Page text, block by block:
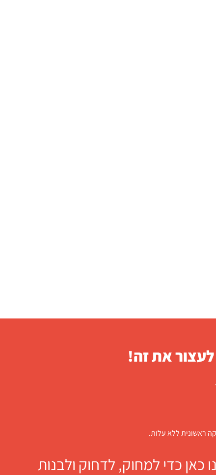
לעצור את זה!
ראשונית ללא עלות.
כדי למחוק, לדחוק ולבנות